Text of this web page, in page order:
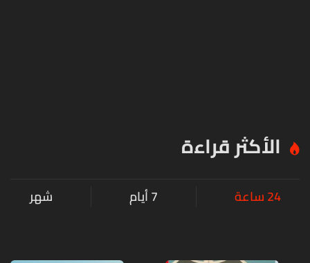
الأكثر قراءة
24 ساعة 7 أيام شهر